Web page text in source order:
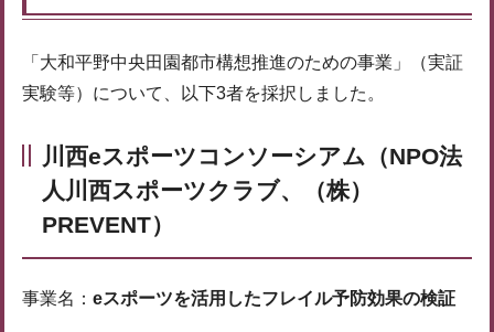
「大和平野中央田園都市構想推進のための事業」（実証
実験等）について、以下3者を採択しました。
川西eスポーツコンソーシアム（NPO法
人川西スポーツクラブ、（株）
PREVENT）
事業名： eスポーツを活用したフレイル予防効果の検証